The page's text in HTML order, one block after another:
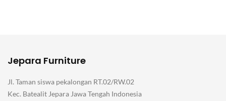
Jepara Furniture
Jl. Taman siswa pekalongan RT.02/RW.02
Kec. Batealit Jepara Jawa Tengah Indonesia